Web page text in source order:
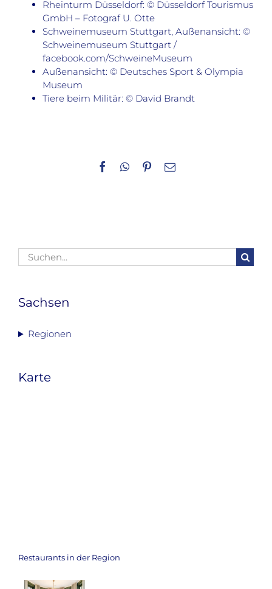
Rheinturm Düsseldorf: © Düsseldorf Tourismus
GmbH – Fotograf U. Otte
Schweinemuseum Stuttgart, Außenansicht: ©
Schweinemuseum Stuttgart /
facebook.com/SchweineMuseum
Außenansicht: © Deutsches Sport & Olympia
Museum
Tiere beim Militär: © David Brandt
Facebook
WhatsApp
Pinterest
E-
Suche
nach:
Sachsen
Regionen
Karte
Restaurants in der Region